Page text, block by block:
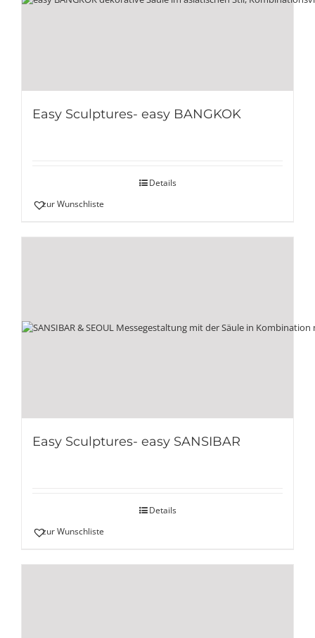
Easy Sculptures- easy BANGKOK
Details
zur Wunschliste
Easy Sculptures- easy SANSIBAR
Details
zur Wunschliste